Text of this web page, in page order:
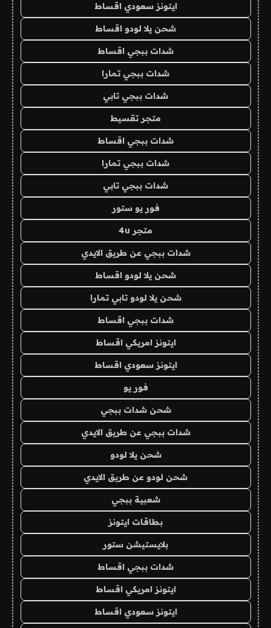
ايتونز سعودي اقساط
شحن يلا لودو اقساط
شدات ببجي اقساط
شدات ببجي تمارا
شدات ببجي تابي
متجر تقسيط
شدات ببجي اقساط
شدات ببجي تمارا
شدات ببجي تابي
فور يو ستور
متجر 4u
شدات ببجي عن طريق الايدي
شحن يلا لودو اقساط
شحن يلا لودو تابي تمارا
شدات ببجي اقساط
ايتونز امريكي اقساط
ايتونز سعودي اقساط
فور يو
شحن شدات ببجي
شدات ببجي عن طريق الايدي
شحن يلا لودو
شحن لودو عن طريق الايدي
شعبية ببجي
بطاقات ايتونز
بلايستيشن ستور
شدات ببجي اقساط
ايتونز امريكي اقساط
ايتونز سعودي اقساط